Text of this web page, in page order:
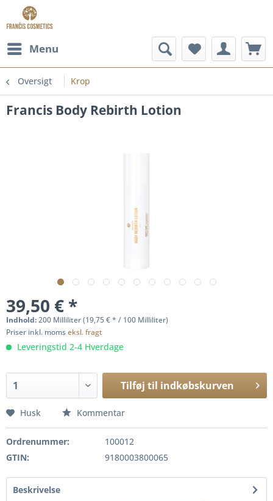
Menu
Oversigt Krop
Francis Body Rebirth Lotion
39,50 € *
Indhold:200 Milliliter (19,75 € * / 100 Milliliter)
Priser inkl. momseksl. fragt
Leveringstid 2-4 Hverdage
Tilføj til indkøbskurven
Husk Kommentar
Ordrenummer:
100012
GTIN:
9180003800065
Beskrivelse